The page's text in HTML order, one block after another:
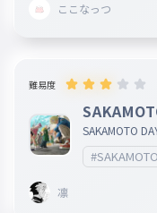
ここなっつ
難易度
商 店
SAKAMOTO DAYS ジ ャ ン ル ： コ メ デ ィ 、
ン 、 少 年 漫 画 作 者 ： 鈴 木 祐 斗 出 版
英 社 掲 載 誌 ： 週 間 少 年 ジ ャ ン プ レ ー ベ ル ：
凛